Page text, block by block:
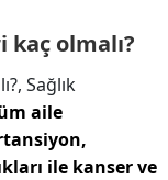
olmalı?
Sağlık
aile
ile kanser ve